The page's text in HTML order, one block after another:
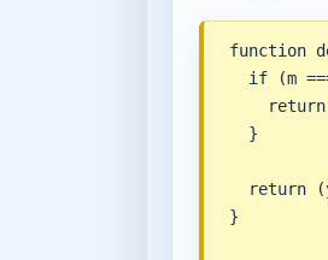
function
if (m
  }
return
}